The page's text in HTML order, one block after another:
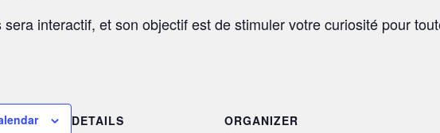
sera interactif, et son objectif est de stimuler votre curiosité pour
DETAILS
ORGANIZER